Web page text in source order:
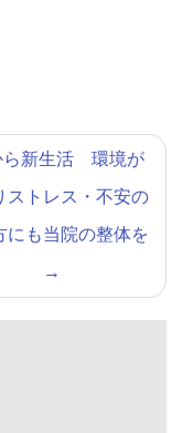
ら新生活 環境が
ストレス・不安の
にも当院の整体を
→